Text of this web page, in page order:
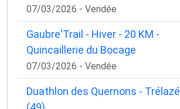
07/03/2026 - Vendée
Gaubre'Trail - Hiver - 20 KM -
Quincaillerie du Bocage
07/03/2026 - Vendée
Duathlon des Quernons - Trélazé